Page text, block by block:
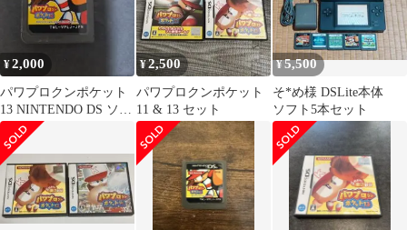
¥2,000
パワプロクンポケット
13 NINTENDO DS ソフ
トのみ
¥2,500
パワプロクンポケット
11 & 13 セット
¥5,500
そ*め様 DSLite本体
ソフト5本セット